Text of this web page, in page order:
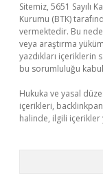
Sitemiz, 5651 Sayılı
Kurumu (BTK)
vermektedir. Bu
veya araştırma
yazdıkları içeriklerin
bu sorumluluğu
Hukuka ve yasal
içerikleri,
halinde, ilgili içerikler